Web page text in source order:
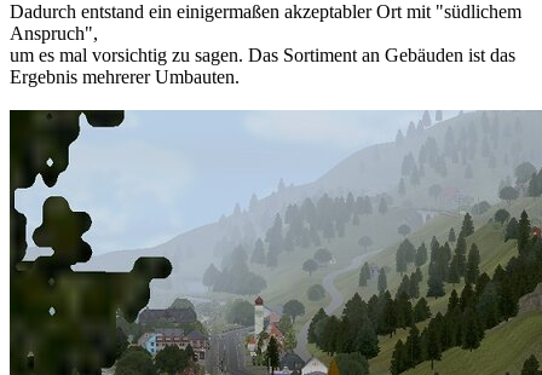
Dadurch entstand ein einigermaßen akzeptabler Ort mit "südlichem
Anspruch",
um es mal vorsichtig zu sagen. Das Sortiment an Gebäuden ist das
Ergebnis mehrerer Umbauten.